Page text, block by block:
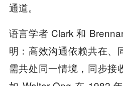
通道。
语言学者 Clark 和
明：高效沟通依赖共在、
需共处同一情境，同步接